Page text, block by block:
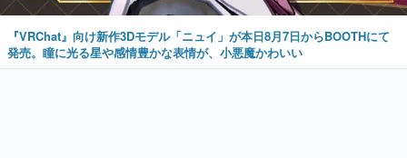
『VRChat』向け新作3Dモデル「ニュイ」が本日8月7日からBOOTHにて
発売。瞳に光る星や感情豊かな表情が、小悪魔かわいい